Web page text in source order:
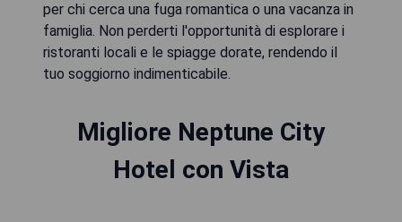
per chi cerca una fuga romantica o una vacanza in
famiglia. Non perderti l'opportunità di esplorare i
ristoranti locali e le spiagge dorate, rendendo il
tuo soggiorno indimenticabile.
Migliore Neptune City
Hotel con Vista